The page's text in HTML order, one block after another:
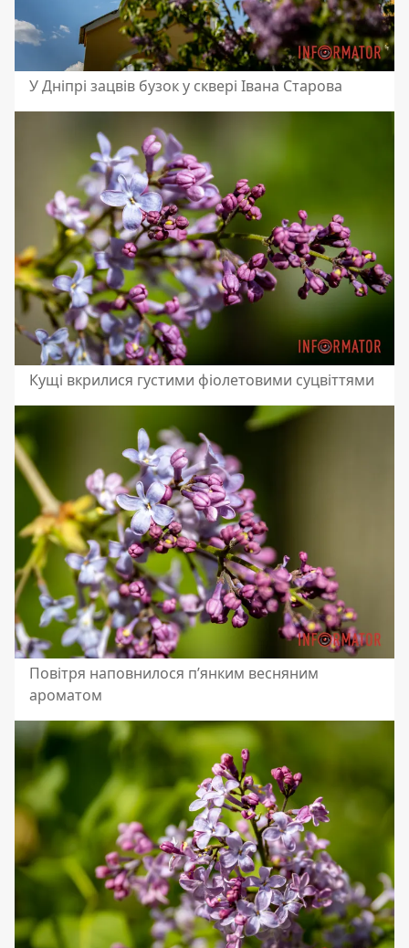
У Дніпрі зацвів бузок у сквері Івана Старова
Кущі вкрилися густими фіолетовими суцвіттями
Повітря наповнилося п’янким весняним
ароматом